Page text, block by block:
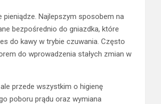
pieniądze. Najlepszym sposobem na
bezpośrednio do gniazdka, które
do kawy w trybie czuwania. Często
do wprowadzenia stałych zmian w
przede wszystkim o higienę
poboru prądu oraz wymiana